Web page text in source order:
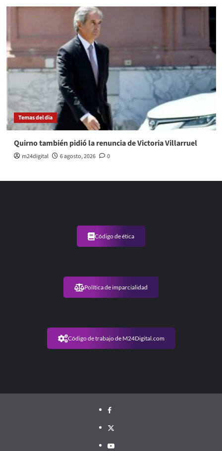
Temas del dia
Quirno también pidió la renuncia de Victoria Villarruel
m24digital 6 agosto, 2026 0
Código de ética
Política de imparcialidad
Código de trabajo de M24Digital.com